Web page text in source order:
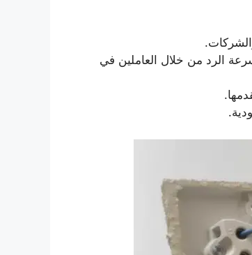
الرد من خلال العاملين في